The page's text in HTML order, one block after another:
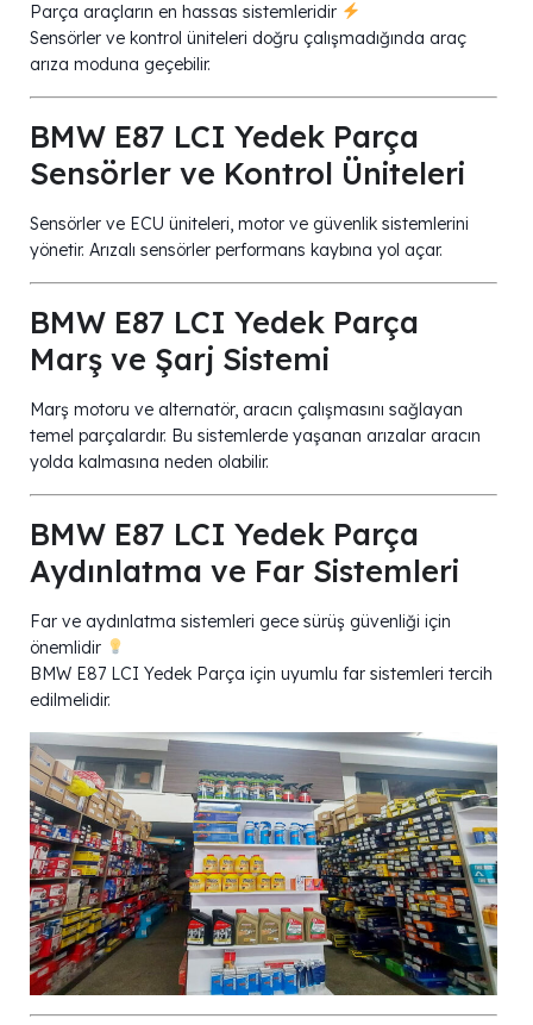
Parça araçların en hassas sistemleridir
Sensörler ve kontrol üniteleri doğru çalışmadığında araç
arıza moduna geçebilir.
BMW E87 LCI Yedek Parça
Sensörler ve Kontrol Üniteleri
Sensörler ve ECU üniteleri, motor ve güvenlik sistemlerini
yönetir. Arızalı sensörler performans kaybına yol açar.
BMW E87 LCI Yedek Parça
Marş ve Şarj Sistemi
Marş motoru ve alternatör, aracın çalışmasını sağlayan
temel parçalardır. Bu sistemlerde yaşanan arızalar aracın
yolda kalmasına neden olabilir.
BMW E87 LCI Yedek Parça
Aydınlatma ve Far Sistemleri
Far ve aydınlatma sistemleri gece sürüş güvenliği için
önemlidir
BMW E87 LCI Yedek Parça için uyumlu far sistemleri tercih
edilmelidir.